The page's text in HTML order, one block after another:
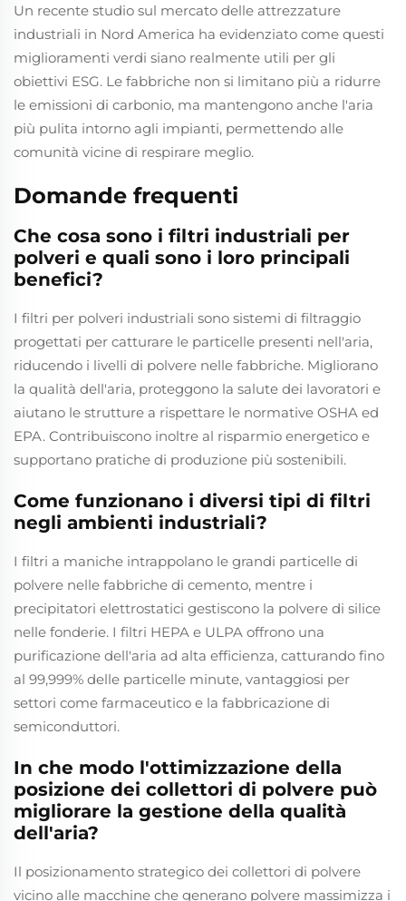
Un recente studio sul mercato delle attrezzature
industriali in Nord America ha evidenziato come questi
miglioramenti verdi siano realmente utili per gli
obiettivi ESG. Le fabbriche non si limitano più a ridurre
le emissioni di carbonio, ma mantengono anche l'aria
più pulita intorno agli impianti, permettendo alle
comunità vicine di respirare meglio.
Domande frequenti
Che cosa sono i filtri industriali per
polveri e quali sono i loro principali
benefici?
I filtri per polveri industriali sono sistemi di filtraggio
progettati per catturare le particelle presenti nell'aria,
riducendo i livelli di polvere nelle fabbriche. Migliorano
la qualità dell'aria, proteggono la salute dei lavoratori e
aiutano le strutture a rispettare le normative OSHA ed
EPA. Contribuiscono inoltre al risparmio energetico e
supportano pratiche di produzione più sostenibili.
Come funzionano i diversi tipi di filtri
negli ambienti industriali?
I filtri a maniche intrappolano le grandi particelle di
polvere nelle fabbriche di cemento, mentre i
precipitatori elettrostatici gestiscono la polvere di silice
nelle fonderie. I filtri HEPA e ULPA offrono una
purificazione dell'aria ad alta efficienza, catturando fino
al 99,999% delle particelle minute, vantaggiosi per
settori come farmaceutico e la fabbricazione di
semiconduttori.
In che modo l'ottimizzazione della
posizione dei collettori di polvere può
migliorare la gestione della qualità
dell'aria?
Il posizionamento strategico dei collettori di polvere
vicino alle macchine che generano polvere massimizza i